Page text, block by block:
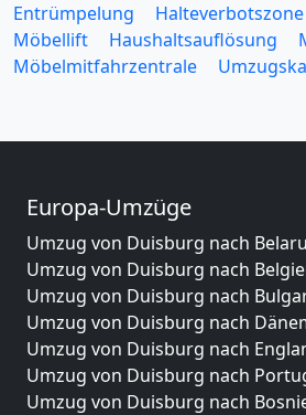
Entrümpelung
Halteverbotszone
Möbellift
Haushaltsauflösung
Möbelmitfahrzentrale
Europa-Umzüge
Umzug von Duisburg nach
Umzug von Duisburg nach
Umzug von Duisburg nach
Umzug von Duisburg nach
Umzug von Duisburg nach
Umzug von Duisburg nach
Umzug von Duisburg nach